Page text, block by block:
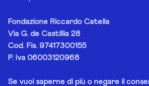
Fondazione Riccardo Catella
Via G. de Castillia 28
Cod. Fis. 97417300155
P. Iva 06003120968
Se vuoi saperne di più o negare il